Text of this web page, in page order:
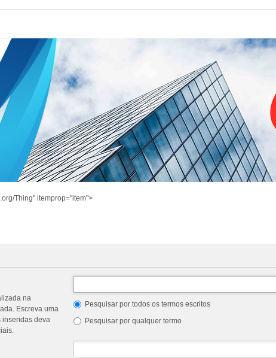
Thing" itemprop="item">
na
Escreva uma
inseridas deva
Pesquisar por todos os termos escritos
Pesquisar por qualquer termo